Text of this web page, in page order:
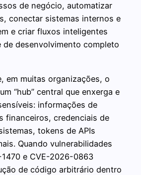
de negócio, automatizar
conectar sistemas internos e
e criar fluxos inteligentes
de desenvolvimento completo
em muitas organizações, o
“hub” central que enxerga e
informações de
financeiros, credenciais de
tokens de APIs
Quando vulnerabilidades
e CVE-2026-0863
de código arbitrário dentro